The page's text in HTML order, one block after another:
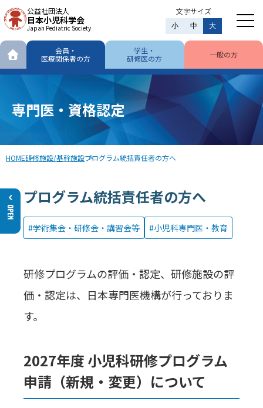
公益社団法人
日本小児科学会
Japan Pediatric Society
文字サイズ
小 中 大
会員・
医療関係者の方
学生・
研修医の方
一般の方
専門医・資格認定
HOME研修施設/基幹施設プログラム統括責任者の方へ
プログラム統括責任者の方へ
学術集会・研修会・講習会等 小児科専門医・教育
研修プログラムの評価・認定、研修施設の評
価・認定は、日本専門医機構が行っておりま
す。
2027年度 小児科研修プログラム
申請（新規・変更）について